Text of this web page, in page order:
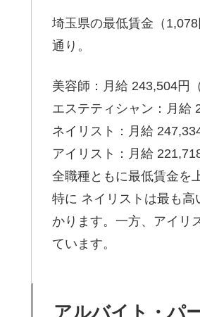
埼玉県の最低賃金（
通り。
美容師：月給 243,504円
エステティシャン：月給
ネイリスト：月給
アイリスト：月給
全職種ともに最低賃金を
特に ネイリストは最も
かります。一方、アイリ
ています。
アルバイト・パ